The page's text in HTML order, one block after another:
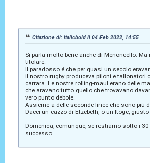
Citazione di: italicbold il 04 Feb 2022, 14:55
Si parla molto bene anche di Menoncello.
titolare.
Il paradosso é che per quasi un secolo
il nostro rugby produceva piloni e tallonatori
carrara. Le nostre rolling-maul erano delle
che aravano tutto quello che trovavano
vero punto debole.
Assieme a delle seconde linee che sono più
Dacci un cazzo di Etzebeth, o un Itoge, giusto
Domenica, comunque, se restiamo sotto i
successo.